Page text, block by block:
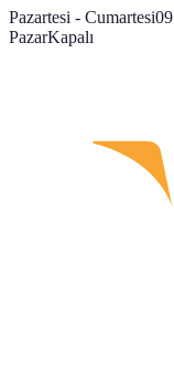
Pazartesi - Cumartesi
PazarKapalı